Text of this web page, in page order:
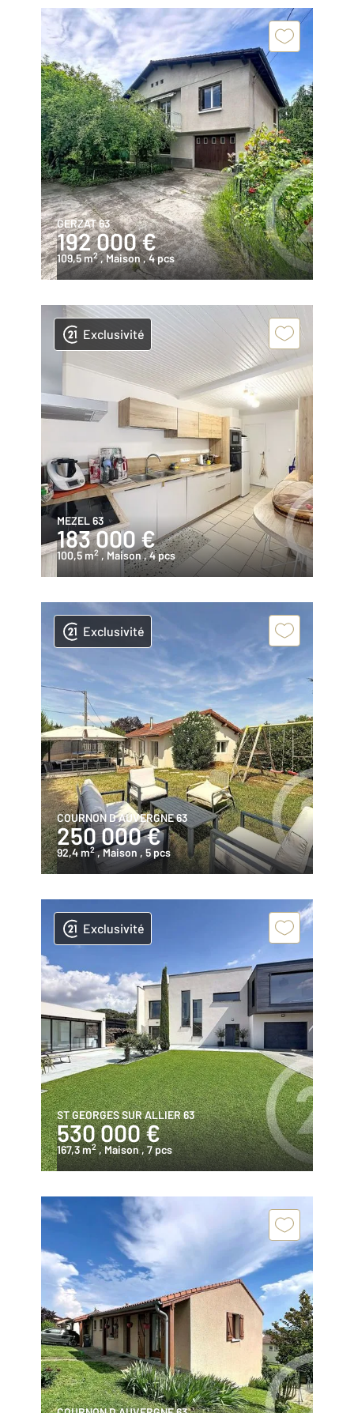
GERZAT 63
192 000 €
109,5 m2 , Maison, 4 pcs
Exclusivité
MEZEL 63
183 000 €
100,5 m2 , Maison, 4 pcs
Exclusivité
COURNON D AUVERGNE 63
250 000 €
92,4 m2 , Maison , 5 pcs
Exclusivité
ST GEORGES SUR ALLIER 63
530 000 €
167,3 m2 , Maison, 7 pcs